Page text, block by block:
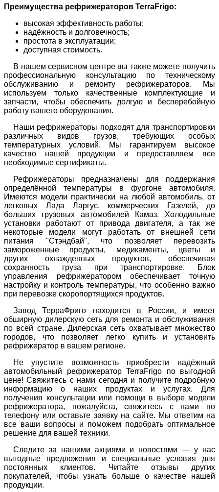
Преимущества рефрижераторов TerraFrigo:
высокая эффективность работы;
надёжность и долговечность;
простота в эксплуатации;
доступная стоимость.
В нашем сервисном центре вы также можете получить
профессиональную консультацию по техническому
обслуживанию и ремонту рефрижераторов. Мы
используем только качественные комплектующие и
запчасти, чтобы обеспечить долгую и бесперебойную
работу вашего оборудования.
Наши рефрижераторы подходят для транспортировки
различных видов грузов, требующих особых
температурных условий. Мы гарантируем высокое
качество нашей продукции и предоставляем все
необходимые сертификаты.
Рефрижераторы предназначены для поддержания
определённой температуры в фургоне автомобиля.
Имеются модели практически на любой автомобиль, от
легковых Лада Ларгус, коммерческих Газелей, до
больших грузовых автомобилей Камаз. Холодильные
установки работают от привода двигателя, а так же
некоторые модели могут работать от внешней сети
питания "Стэндбай", что позволяет перевозить
замороженные продукты, медикаменты, цветы и
других охлажденных продуктов, обеспечивая
сохранность груза при транспортировке. Блок
управления рефрижератором обеспечивает точную
настройку и контроль температуры, что особенно важно
при перевозке скоропортящихся продуктов.
Завод ТерраФриго находится в России, и имеет
обширную дилерскую сеть для ремонта и обслуживания
по всей стране. Дилерская сеть охватывает множество
городов, что позволяет легко купить и установить
рефрижератор в вашем регионе.
Не упустите возможность приобрести надёжный
автомобильный рефрижератор TerraFrigo по выгодной
цене! Свяжитесь с нами сегодня и получите подробную
информацию о наших продуктах и услугах. Для
получения консультации или помощи в выборе модели
рефрижератора, пожалуйста, свяжитесь с нами по
телефону или оставьте заявку на сайте. Мы ответим на
все ваши вопросы и поможем подобрать оптимальное
решение для вашей техники.
Следите за нашими акциями и новостями — у нас
выгодные предложения и специальные условия для
постоянных клиентов. Читайте отзывы других
покупателей, чтобы узнать больше о качестве нашей
продукции.